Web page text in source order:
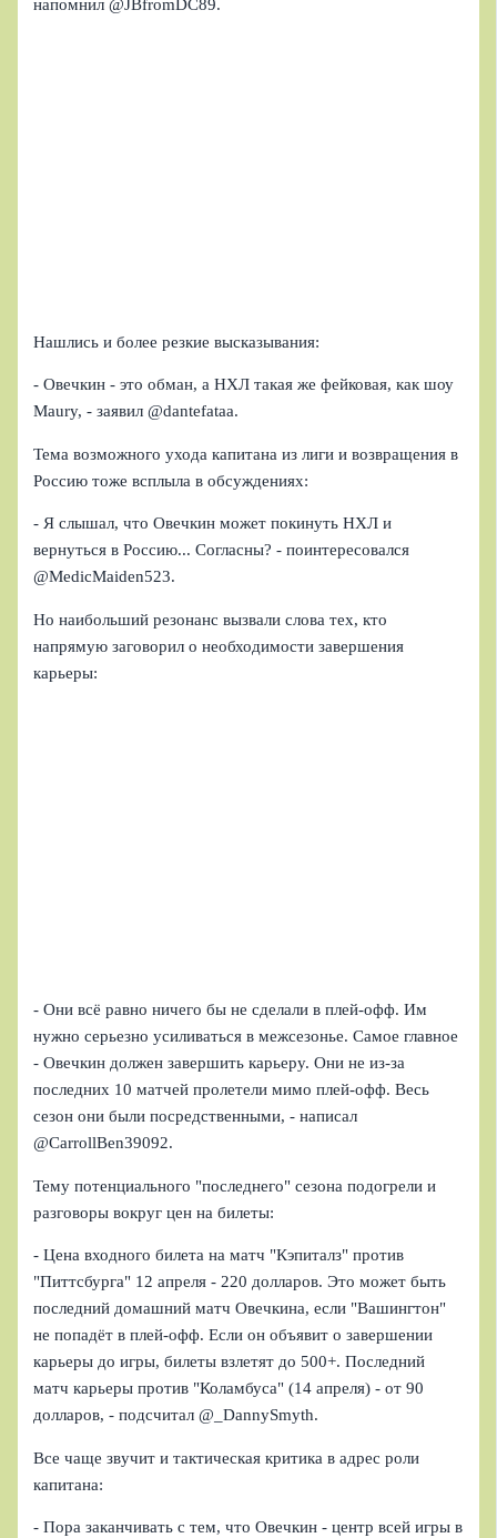
напомнил @JBfromDC89.
Нашлись и более резкие высказывания:
- Овечкин - это обман, а НХЛ такая же фейковая, как шоу
Maury, - заявил @dantefataa.
Тема возможного ухода капитана из лиги и возвращения в
Россию тоже всплыла в обсуждениях:
- Я слышал, что Овечкин может покинуть НХЛ и
вернуться в Россию... Согласны? - поинтересовался
@MedicMaiden523.
Но наибольший резонанс вызвали слова тех, кто
напрямую заговорил о необходимости завершения
карьеры:
- Они всё равно ничего бы не сделали в плей-офф. Им
нужно серьезно усиливаться в межсезонье. Самое главное
- Овечкин должен завершить карьеру. Они не из-за
последних 10 матчей пролетели мимо плей-офф. Весь
сезон они были посредственными, - написал
@CarrollBen39092.
Тему потенциального "последнего" сезона подогрели и
разговоры вокруг цен на билеты:
- Цена входного билета на матч "Кэпиталз" против
"Питтсбурга" 12 апреля - 220 долларов. Это может быть
последний домашний матч Овечкина, если "Вашингтон"
не попадёт в плей-офф. Если он объявит о завершении
карьеры до игры, билеты взлетят до 500+. Последний
матч карьеры против "Коламбуса" (14 апреля) - от 90
долларов, - подсчитал @_DannySmyth.
Все чаще звучит и тактическая критика в адрес роли
капитана:
- Пора заканчивать с тем, что Овечкин - центр всей игры в